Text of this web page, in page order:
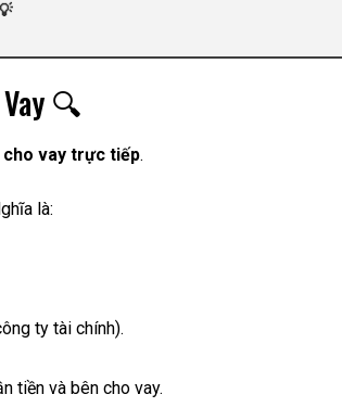
🔍
cho vay trực tiếp.
là:
ty tài chính).
tiền và bên cho vay.